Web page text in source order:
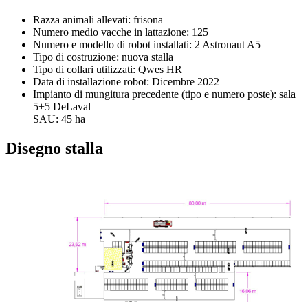
Razza animali allevati: frisona
Numero medio vacche in lattazione: 125
Numero e modello di robot installati: 2 Astronaut A5
Tipo di costruzione: nuova stalla
Tipo di collari utilizzati: Qwes HR
Data di installazione robot: Dicembre 2022
Impianto di mungitura precedente (tipo e numero poste): sala
5+5 DeLaval
SAU: 45 ha
Disegno stalla